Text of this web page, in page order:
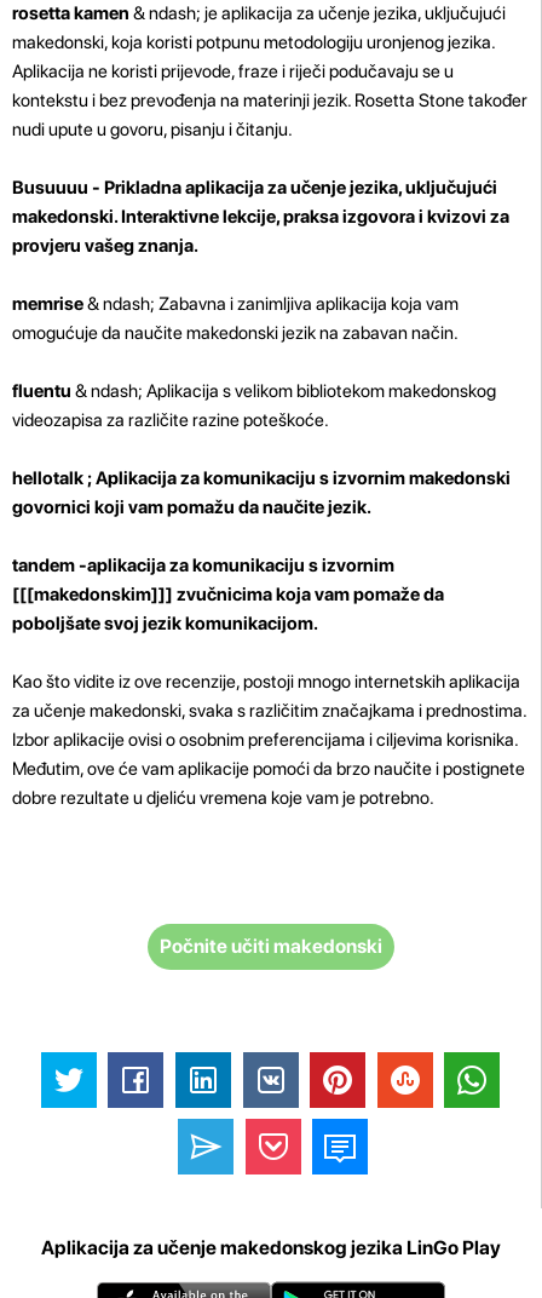
rosetta kamen & ndash; je aplikacija za učenje jezika, uključujući
makedonski, koja koristi potpunu metodologiju uronjenog jezika.
Aplikacija ne koristi prijevode, fraze i riječi podučavaju se u
kontekstu i bez prevođenja na materinji jezik. Rosetta Stone također
nudi upute u govoru, pisanju i čitanju.
Busuuuu - Prikladna aplikacija za učenje jezika, uključujući
makedonski. Interaktivne lekcije, praksa izgovora i kvizovi za
provjeru vašeg znanja.
memrise& ndash; Zabavna i zanimljiva aplikacija koja vam
omogućuje da naučite makedonski jezik na zabavan način.
fluentu & ndash; Aplikacija s velikom bibliotekom makedonskog
videozapisa za različite razine poteškoće.
hellotalk ; Aplikacija za komunikaciju s izvornim makedonski
govornici koji vam pomažu da naučite jezik.
tandem -aplikacija za komunikaciju s izvornim
[[[makedonskim]]] zvučnicima koja vam pomaže da
poboljšate svoj jezik komunikacijom.
Kao što vidite iz ove recenzije, postoji mnogo internetskih aplikacija
za učenje makedonski, svaka s različitim značajkama i prednostima.
Izbor aplikacije ovisi o osobnim preferencijama i ciljevima korisnika.
Međutim, ove će vam aplikacije pomoći da brzo naučite i postignete
dobre rezultate u djeliću vremena koje vam je potrebno.
Počnite učiti makedonski
Aplikacija za učenje makedonskog jezika LinGo Play